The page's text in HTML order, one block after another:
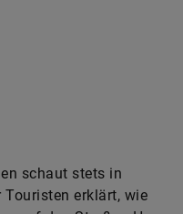
schaut stets in
Touristen erklärt, wie